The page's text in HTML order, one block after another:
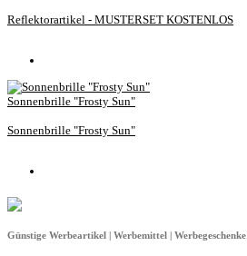
Reflektorartikel - MUSTERSET KOSTENLOS
Sonnenbrille "Frosty Sun"
Sonnenbrille "Frosty Sun"
Günstige Werbeartikel | Werbemittel | Werbegeschenke